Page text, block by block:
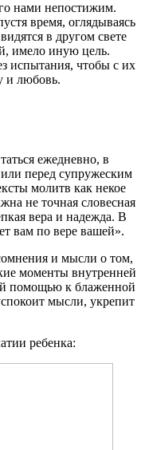
нами непостижим.
время, оглядываясь
в другом свете
имело иную цель.
испытания, чтобы с их
и любовь.
ежедневно, в
перед супружеским
молитв как некое
не точная словесная
вера и надежда. В
вам по вере вашей».
и мысли о том,
моменты внутренней
помощью к блаженной
мысли, укрепит
ребенка: